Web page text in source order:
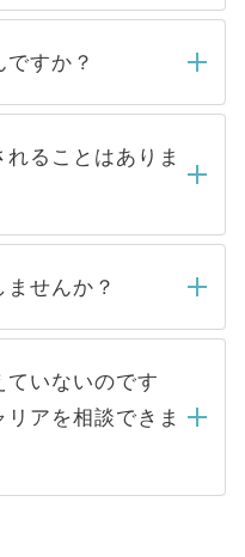
、弊社担当者がご
後メールもしくは
内にはご連絡をせて
らくお待ちくださ
すか？
り扱っている求人の
トからご覧いただ
す。非公開求人は
般には公開してい
人気のある医療機
応募が殺到する場
件に合った人材の
するケースが増え
ることはありま
とは一切ありませ
ら内定をいただい
ません。内定先へ
パートナーが行い
さい。
せんか？
とはありませんの
サイトからの登録
様の個人情報は、
および転職活動の
ます。お預かりし
タはご本人の許可
ていないのです
アを相談できま